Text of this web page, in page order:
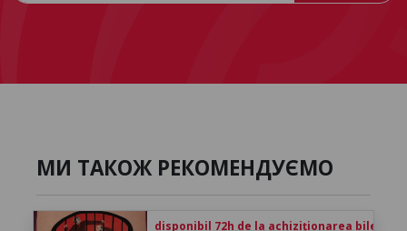
МИ ТАКОЖ РЕКОМЕНДУЄМО
disponibil 72h de la achiziționarea biletului